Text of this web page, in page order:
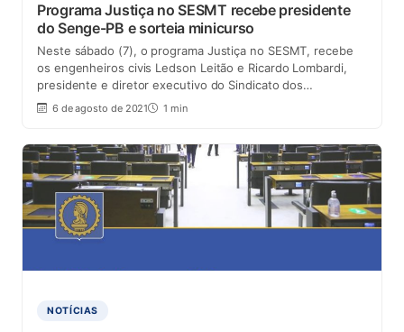
Programa Justiça no SESMT recebe presidente
do Senge-PB e sorteia minicurso
Neste sábado (7), o programa Justiça no SESMT, recebe
os engenheiros civis Ledson Leitão e Ricardo Lombardi,
presidente e diretor executivo do Sindicato dos…
6 de agosto de 2021 1 min
NOTÍCIAS